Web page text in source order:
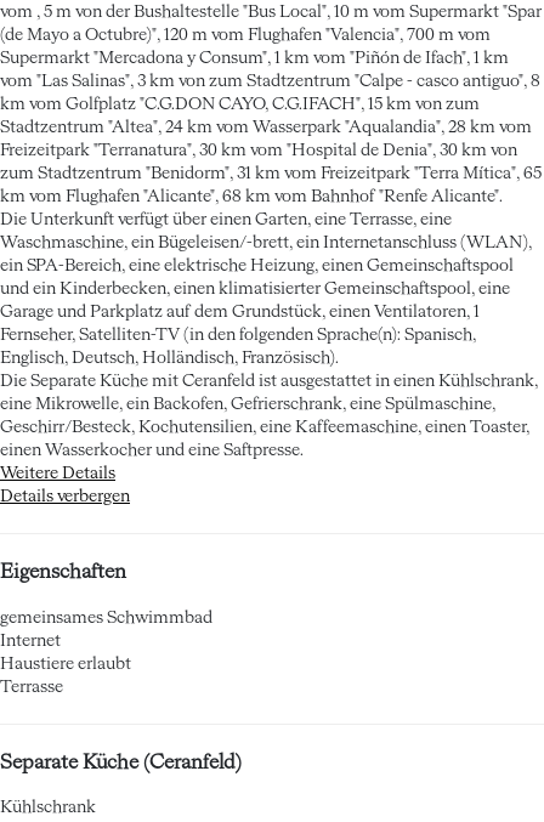
vom , 5 m von der Bushaltestelle "Bus Local", 10 m vom Supermarkt "Spar
(de Mayo a Octubre)", 120 m vom Flughafen "Valencia", 700 m vom
Supermarkt "Mercadona y Consum", 1 km vom "Piñón de Ifach", 1 km
vom "Las Salinas", 3 km von zum Stadtzentrum "Calpe - casco antiguo", 8
km vom Golfplatz "C.G.DON CAYO, C.G.IFACH", 15 km von zum
Stadtzentrum "Altea", 24 km vom Wasserpark "Aqualandia", 28 km vom
Freizeitpark "Terranatura", 30 km vom "Hospital de Denia", 30 km von
zum Stadtzentrum "Benidorm", 31 km vom Freizeitpark "Terra Mítica", 65
km vom Flughafen "Alicante", 68 km vom Bahnhof "Renfe Alicante".
Die Unterkunft verfügt über einen Garten, eine Terrasse, eine
Waschmaschine, ein Bügeleisen/-brett, ein Internetanschluss (WLAN),
ein SPA-Bereich, eine elektrische Heizung, einen Gemeinschaftspool
und ein Kinderbecken, einen klimatisierter Gemeinschaftspool, eine
Garage und Parkplatz auf dem Grundstück, einen Ventilatoren, 1
Fernseher, Satelliten-TV (in den folgenden Sprache(n): Spanisch,
Englisch, Deutsch, Holländisch, Französisch).
Die Separate Küche mit Ceranfeld ist ausgestattet in einen Kühlschrank,
eine Mikrowelle, ein Backofen, Gefrierschrank, eine Spülmaschine,
Geschirr/Besteck, Kochutensilien, eine Kaffeemaschine, einen Toaster,
einen Wasserkocher und eine Saftpresse.
Weitere Details
Details verbergen
Eigenschaften
gemeinsames Schwimmbad
Internet
Haustiere erlaubt
Terrasse
Separate Küche (Ceranfeld)
Kühlschrank